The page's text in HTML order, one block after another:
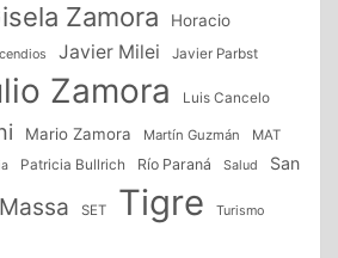
Zamora
Horacio
Javier Milei Javier Parbst
Zamora Luis Cancelo
Mario Zamora Martín Guzmán
MAT
Patricia Bullrich Río Paraná Salud San
SET Tigre Turismo